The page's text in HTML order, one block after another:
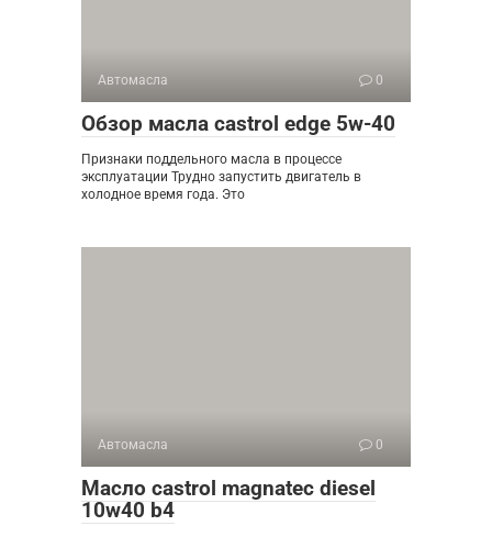
Автомасла 0
Обзор масла castrol edge 5w-40
Признаки поддельного масла в процессе
эксплуатации Трудно запустить двигатель в
холодное время года. Это
Автомасла 0
Масло castrol magnatec diesel
10w40 b4